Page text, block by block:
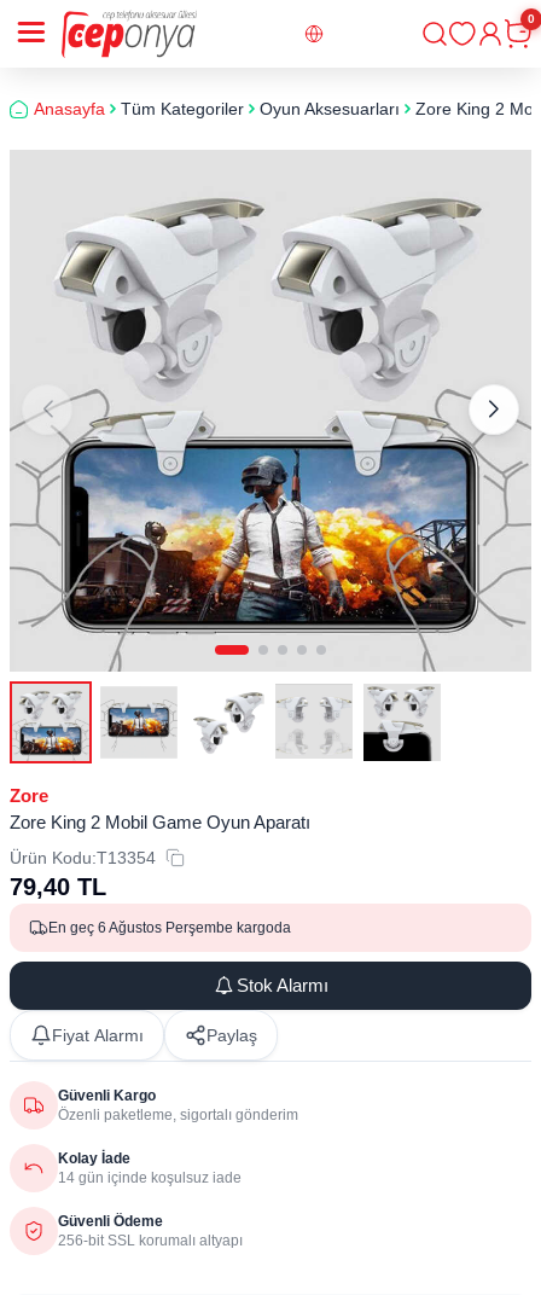
Giriş
0
Anasayfa Tüm Kategoriler Oyun Aksesuarları Zore King 2
Zore
Zore King 2 Mobil Game Oyun Aparatı
Ürün Kodu:T13354
79,40 TL
En geç 6 Ağustos Perşembe kargoda
Stok Alarmı
Fiyat Alarmı Paylaş
Güvenli Kargo
Özenli paketleme, sigortalı gönderim
Kolay İade
14 gün içinde koşulsuz iade
Güvenli Ödeme
256-bit SSL korumalı altyapı